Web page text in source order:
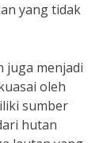
yang tidak
juga menjadi
oleh
sumber
hutan